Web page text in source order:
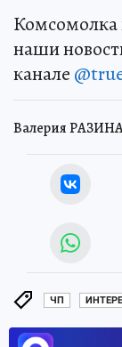
Комсомолка
наши
канале
Валерия
ЧП